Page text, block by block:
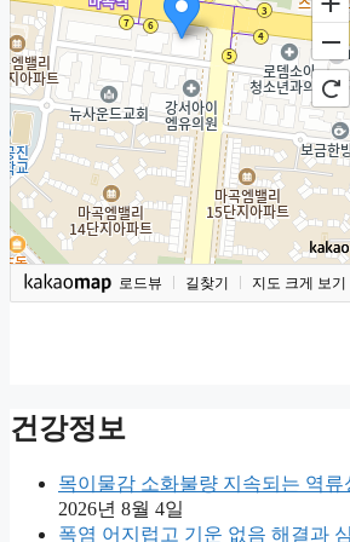
로드뷰 길찾기 지도 크게 보기
건강정보
목이물감 소화불량 지속되는 역류
2026년 8월 4일
폭염 어지럽고 기운 없음 해결과